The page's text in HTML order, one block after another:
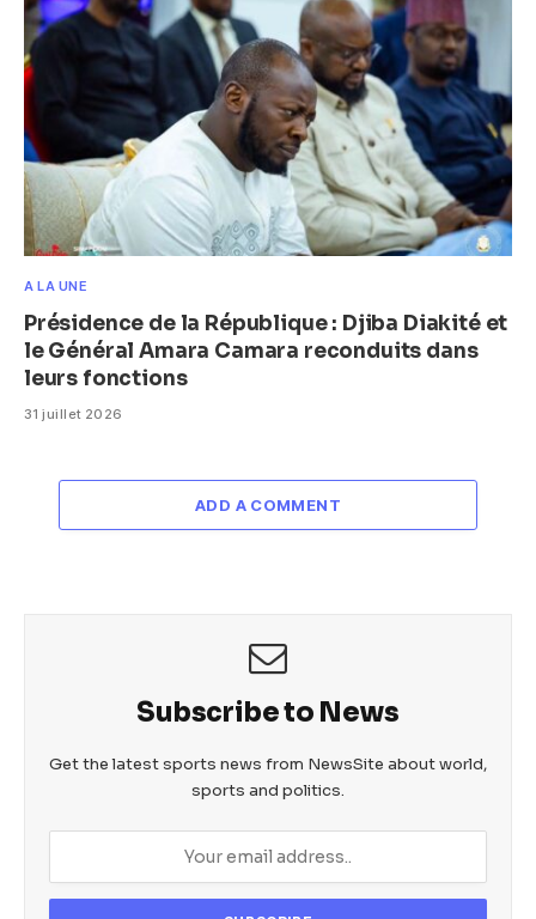
A LA UNE
Présidence de la République : Djiba Diakité et
le Général Amara Camara reconduits dans
leurs fonctions
31 juillet 2026
ADD A COMMENT
Subscribe to News
Get the latest sports news from NewsSite about world,
sports and politics.